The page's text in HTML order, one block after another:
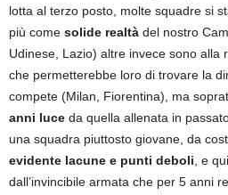
lotta al terzo posto, molte squadre si
più come solide realtà del nostro
Udinese, Lazio) altre invece sono alla
che permetterebbe loro di trovare la
compete (Milan, Fiorentina), ma
anni luce da quella allenata in
una squadra piuttosto giovane, da
evidente lacune e punti deboli , e
dall’invincibile armata che per 5 anni